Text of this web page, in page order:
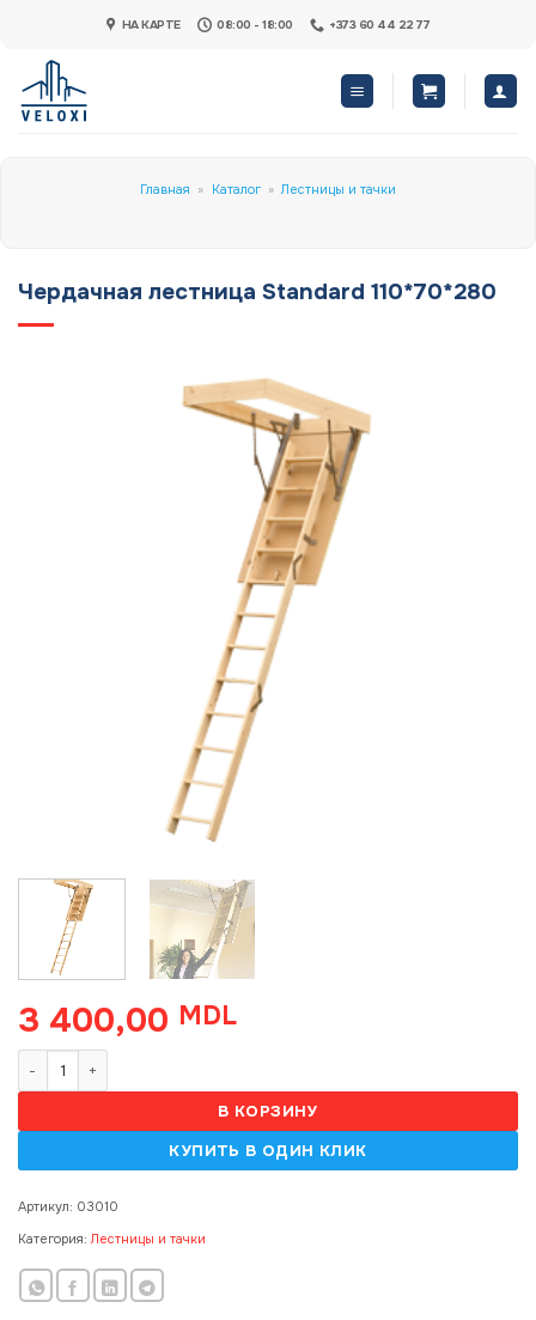
content
НА КАРТЕ 08:00 - 18:00 +373 60 44 22 77
Главная » Каталог » Лестницы и тачки
Чердачная лестница Standard 110*70*280
3 400,00 MDL
В КОРЗИНУ
Артикул: 03010
Категория:Лестницы и тачки